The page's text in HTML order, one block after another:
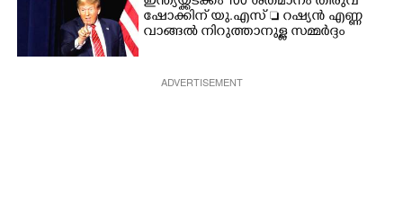
ഷോക്കിന് യു.എസ്  റഷ്യൻ എണ്ണ
വാങ്ങൽ നിറുത്താനുള്ള സമ്മർദ്ദം
ADVERTISEMENT